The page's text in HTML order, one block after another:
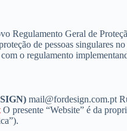
Regulamento Geral de
de pessoas singulares
o regulamento
mail@fordesign.com.pt
O presente “Website” é da